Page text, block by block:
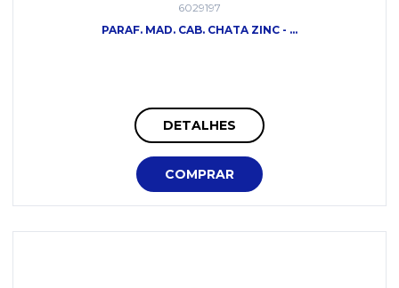
6029197
PARAF. MAD. CAB. CHATA ZINC - ...
DETALHES
COMPRAR